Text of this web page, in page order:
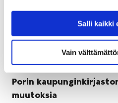
Salli kaikki
Vain
Porin
muutoksia